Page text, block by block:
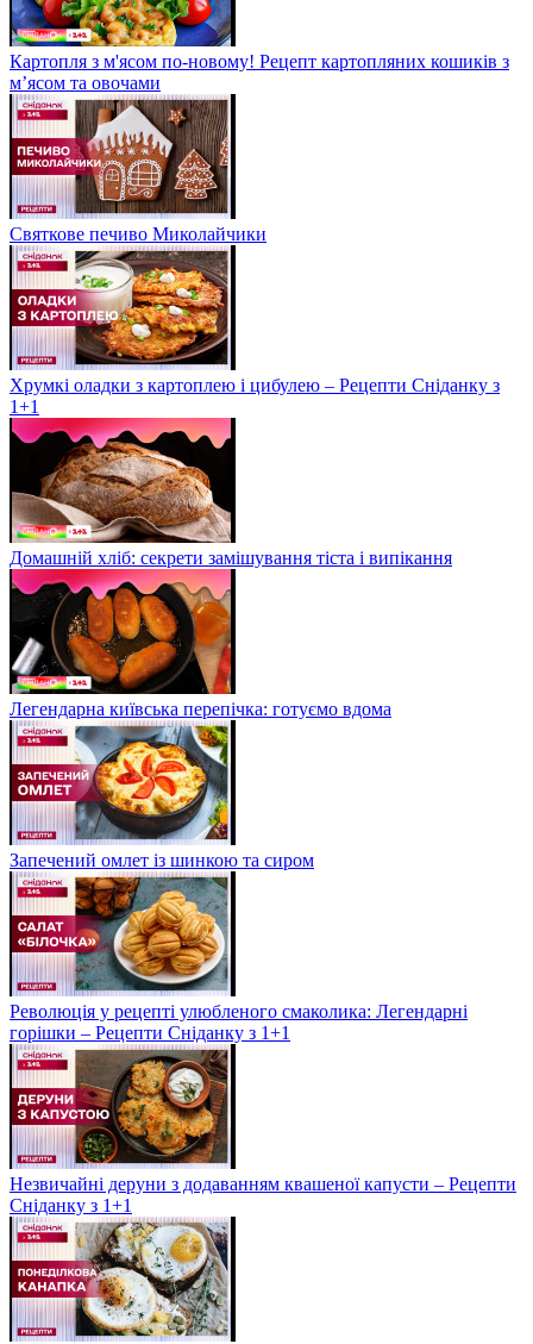
Картопля з м'ясом по-новому! Рецепт картопляних кошиків з
м’ясом та овочами
Святкове печиво Миколайчики
Хрумкі оладки з картоплею і цибулею – Рецепти Сніданку з
1+1
Домашній хліб: секрети замішування тіста і випікання
Легендарна київська перепічка: готуємо вдома
Запечений омлет із шинкою та сиром
Революція у рецепті улюбленого смаколика: Легендарні
горішки – Рецепти Сніданку з 1+1
Незвичайні деруни з додаванням квашеної капусти – Рецепти
Сніданку з 1+1